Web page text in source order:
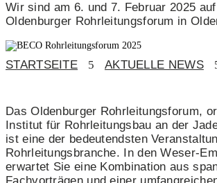
Wir sind am 6. und 7. Februar 2025
Oldenburger Rohrleitungsforum in
STARTSEITE 5 AKTUELLE NEWS
Das Oldenburger Rohrleitungsforum,
Institut für Rohrleitungsbau an der
ist eine der bedeutendsten
Rohrleitungsbranche. In den Weser-
erwartet Sie eine Kombination aus